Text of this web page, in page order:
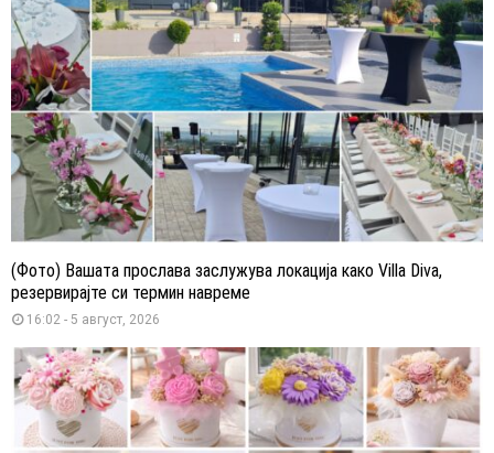
(Фото) Вашата прослава заслужува локација како Villa Diva,
резервирајте си термин навреме
16:02 - 5 август, 2026